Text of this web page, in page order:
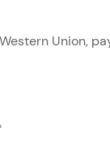
Union,